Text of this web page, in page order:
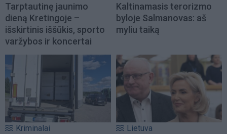
Tarptautinę jaunimo
dieną Kretingoje –
išskirtinis iššūkis, sporto
varžybos ir koncertai
Kaltinamasis terorizmo
byloje Salmanovas: aš
myliu taiką
Kriminalai Lietuva